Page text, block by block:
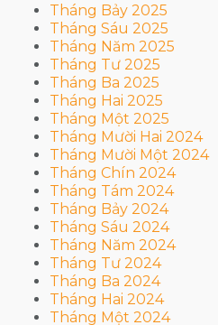
Tháng Bảy 2025
Tháng Sáu 2025
Tháng Năm 2025
Tháng Tư 2025
Tháng Ba 2025
Tháng Hai 2025
Tháng Một 2025
Tháng Mười Hai 2024
Tháng Mười Một 2024
Tháng Chín 2024
Tháng Tám 2024
Tháng Bảy 2024
Tháng Sáu 2024
Tháng Năm 2024
Tháng Tư 2024
Tháng Ba 2024
Tháng Hai 2024
Tháng Một 2024